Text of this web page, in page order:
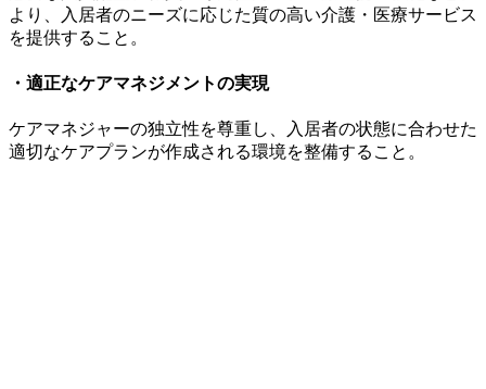
より、入居者のニーズに応じた質の高い介護・医療サービス
を提供すること。
・適正なケアマネジメントの実現
ケアマネジャーの独立性を尊重し、入居者の状態に合わせた
適切なケアプランが作成される環境を整備すること。